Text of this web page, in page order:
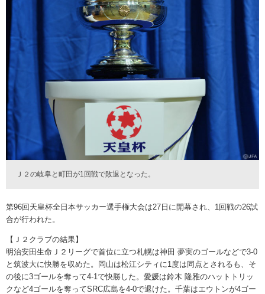
Ｊ２の岐阜と町田が1回戦で敗退となった。
第96回天皇杯全日本サッカー選手権大会は27日に開幕され、1回戦の26試
合が行われた。
【Ｊ２クラブの結果】
明治安田生命Ｊ２リーグで首位に立つ札幌は神田 夢実のゴールなどで3-0
と筑波大に快勝を収めた。岡山は松江シティに1度は同点とされるも、そ
の後に3ゴールを奪って4-1で快勝した。愛媛は鈴木 隆雅のハットトリッ
クなど4ゴールを奪ってSRC広島を4-0で退けた。千葉はエウトンが4ゴー